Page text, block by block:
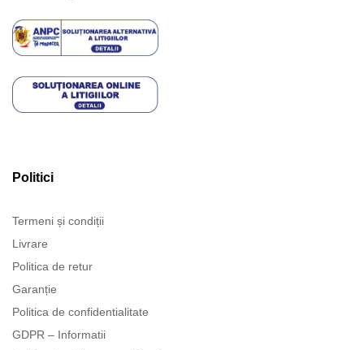
Politici
Termeni și condiții
Livrare
Politica de retur
Garanție
Politica de confidentialitate
GDPR – Informatii